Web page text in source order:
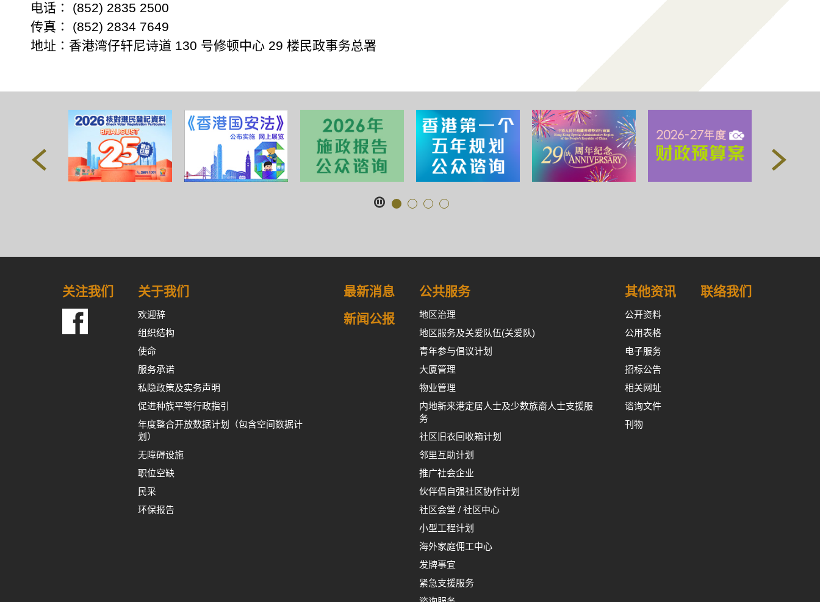
电话∶ (852) 2835 2500
传真∶ (852) 2834 7649
地址∶香港湾仔轩尼诗道 130 号修顿中心 29 楼民政事务总署
关注我们 关于我们
欢迎辞
组织结构
使命
服务承诺
私隐政策及实务声明
促进种族平等行政指引
年度整合开放数据计划（包含空间数据计
划）
无障碍设施
职位空缺
民采
环保报告
最新消息
新闻公报
公共服务
地区治理
地区服务及关爱队伍(关爱队)
青年参与倡议计划
大厦管理
物业管理
内地新来港定居人士及少数族裔人士支援服
务
社区旧衣回收箱计划
邻里互助计划
推广社会企业
伙伴倡自强社区协作计划
社区会堂 / 社区中心
小型工程计划
海外家庭佣工中心
发牌事宜
紧急支援服务
其他资讯
公开资料
公用表格
电子服务
招标公告
相关网址
谘询文件
刊物
联络我们